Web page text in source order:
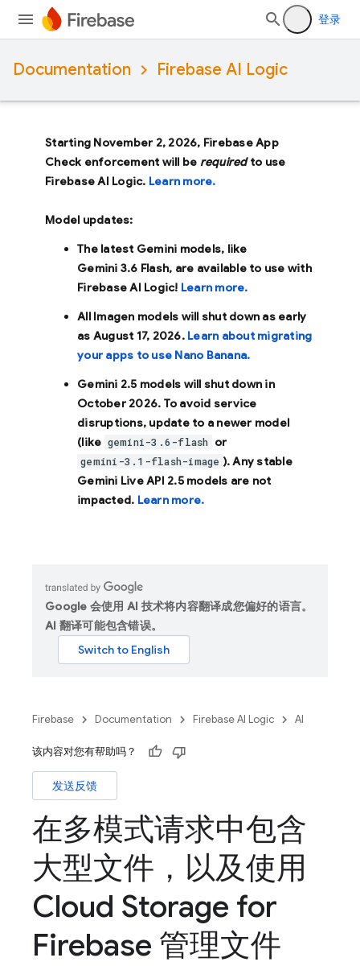
登录
Documentation Firebase AI Logic
Starting November 2, 2026, Firebase App
Check enforcement will be requiredto use
Firebase AI Logic. Learn more.
Model updates:
The latest Gemini models, like
Gemini 3.6 Flash, are available to use with
Firebase AI Logic! Learn more.
All Imagen models will shut down as early
as August 17, 2026. Learn about migrating
your apps to use Nano Banana.
Gemini 2.5 models will shut down in
October 2026. To avoid service
disruptions, update to a newer model
(like gemini-3.6-flash or
gemini-3.1-flash-image ). Any stable
Gemini Live API 2.5 models are not
impacted. Learn more.
Google 会使用 AI 技术将内容翻译成您偏好的语言。
AI 翻译可能包含错误。
Firebase Documentation Firebase AI Logic AI
该内容对您有帮助吗？
发送反馈
在多模式请求中包含
大型文件，以及使用
Cloud Storage for
Firebase 管理文件